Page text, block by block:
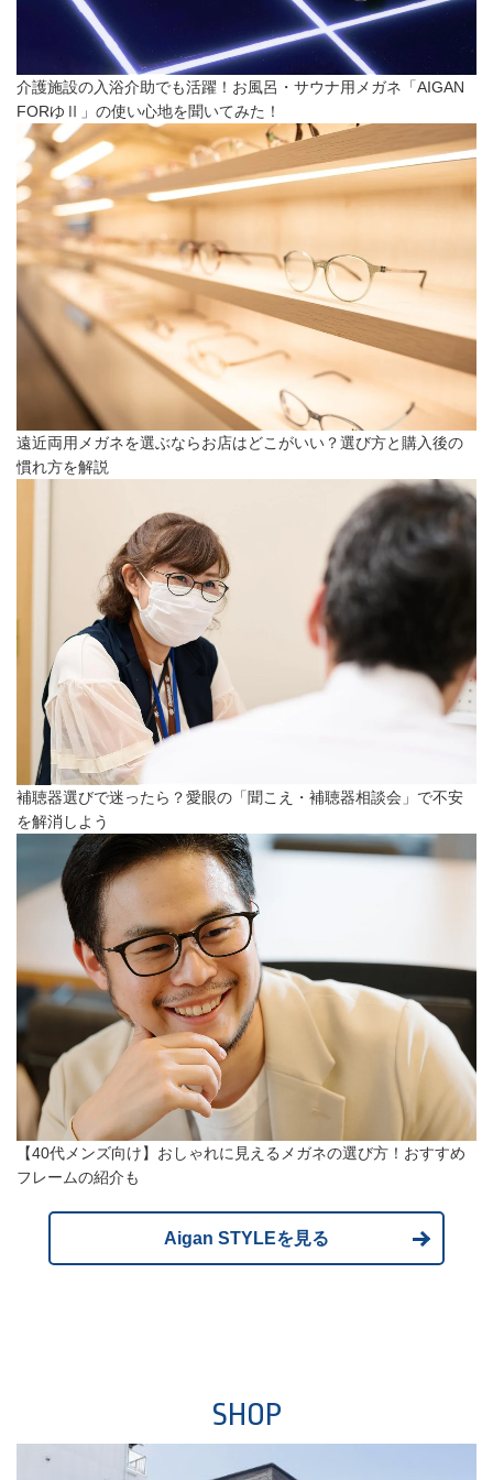
介護施設の入浴介助でも活躍！お風呂・サウナ用メガネ「AIGAN
FORゆⅡ」の使い心地を聞いてみた！
遠近両用メガネを選ぶならお店はどこがいい？選び方と購入後の
慣れ方を解説
補聴器選びで迷ったら？愛眼の「聞こえ・補聴器相談会」で不安
を解消しよう
【40代メンズ向け】おしゃれに見えるメガネの選び方！おすすめ
フレームの紹介も
Aigan STYLEを見る
SHOP